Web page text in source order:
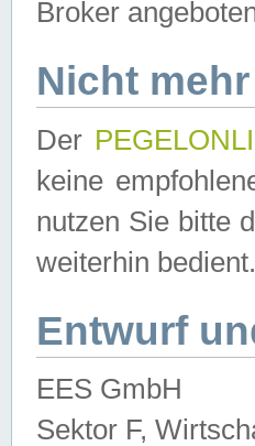
Broker
Nicht
Der
keine
nutzen Sie bitte
weiterhin bedient.
Entwurf
EES GmbH
Sektor F,